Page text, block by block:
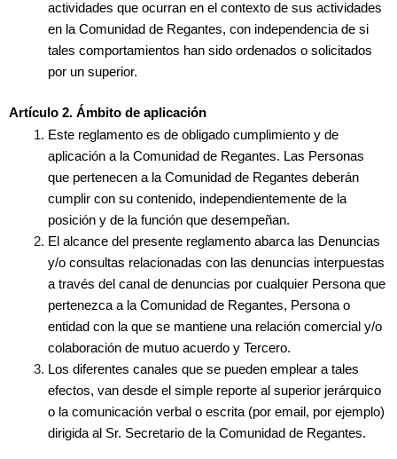
actividades que ocurran en el contexto de sus actividades
en la Comunidad de Regantes, con independencia de si
tales comportamientos han sido ordenados o solicitados
por un superior.
Artículo 2. Ámbito de aplicación
Este reglamento es de obligado cumplimiento y de
aplicación a la Comunidad de Regantes. Las Personas
que pertenecen a la Comunidad de Regantes deberán
cumplir con su contenido, independientemente de la
posición y de la función que desempeñan.
El alcance del presente reglamento abarca las Denuncias
y/o consultas relacionadas con las denuncias interpuestas
a través del canal de denuncias por cualquier Persona que
pertenezca a la Comunidad de Regantes, Persona o
entidad con la que se mantiene una relación comercial y/o
colaboración de mutuo acuerdo y Tercero.
Los diferentes canales que se pueden emplear a tales
efectos, van desde el simple reporte al superior jerárquico
o la comunicación verbal o escrita (por email, por ejemplo)
dirigida al Sr. Secretario de la Comunidad de Regantes.